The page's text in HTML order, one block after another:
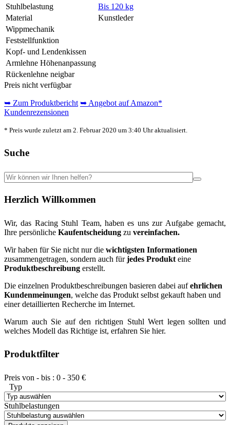
Stuhlbelastung
Bis 120 kg
Material
Kunstleder
Wippmechanik
Feststellfunktion
Kopf- und Lendenkissen
Armlehne Höhenanpassung
Rückenlehne neigbar
Preis nicht verfügbar
➥ Zum Produktbericht ➥ Angebot auf Amazon*
Kundenrezensionen
* Preis wurde zuletzt am 2. Februar 2020 um 3:40 Uhr aktualisiert.
Suche
Herzlich Willkommen
Wir, das Racing Stuhl Team, haben es uns zur Aufgabe gemacht,
Ihre persönliche Kaufentscheidung zu vereinfachen.
Wir haben für Sie nicht nur die wichtigsten Informationen
zusammengetragen, sondern auch fürjedes Produkt eine
Produktbeschreibung erstellt.
Die einzelnen Produktbeschreibungen basieren dabei aufehrlichen
Kundenmeinungen, welche das Produkt selbst gekauft haben und
einer detaillierten Recherche im Internet.
Warum auch Sie auf den richtigen Stuhl Wert legen sollten und
welches Modell das Richtige ist, erfahren Sie hier.
Produktfilter
Preis von - bis : 0 - 350 €
Typ
Stuhlbelastungen